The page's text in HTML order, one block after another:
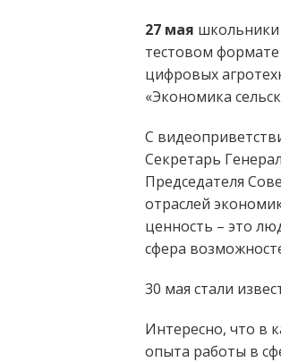
27 мая школьники
тестовом
цифровых
«Экономика
С
Секретарь
Председателя
отраслей
ценность – это
сфера
30 мая стали
Интересно, что в
опыта работы в